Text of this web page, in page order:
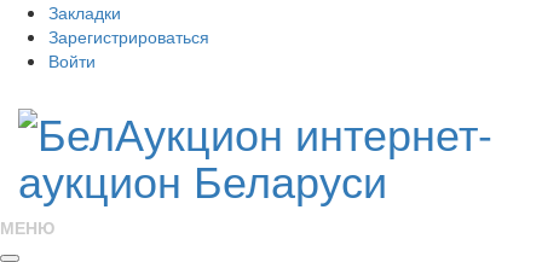
Закладки
Зарегистрироваться
Войти
МЕНЮ